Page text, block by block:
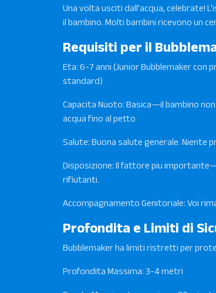
Una volta usciti dall'acqua,
il bambino. Molti bambini ricevono un
Requisiti per il
Eta: 6-7 anni (Junior Bubblemaker con
standard)
Capacita Nuoto: Basica—il bambino
acqua fino al petto
Salute: Buona salute generale. Niente
Disposizione: Il fattore piu
rifiutanti.
Accompagnamento Genitoriale: Voi
Profondita e Limiti di
Bubblemaker ha limiti ristretti per
Profondita Massima: 3-4 metri